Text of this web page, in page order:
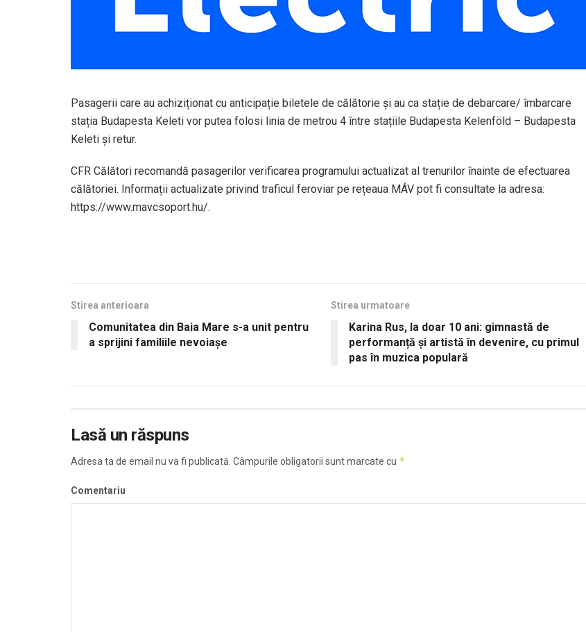
Pasagerii care au achiziționat cu anticipație biletele de călătorie și au ca stație de debarcare/ îmbarcare
stația Budapesta Keleti vor putea folosi linia de metrou 4 între stațiile Budapesta Kelenföld – Budapesta
Keleti și retur.
CFR Călători recomandă pasagerilor verificarea programului actualizat al trenurilor înainte de efectuarea
călătoriei. Informații actualizate privind traficul feroviar pe rețeaua MÁV pot fi consultate la adresa:
https://www.mavcsoport.hu/.
Stirea anterioara
Comunitatea din Baia Mare s-a unit pentru
a sprijini familiile nevoiașe
Stirea urmatoare
Karina Rus, la doar 10 ani: gimnastă de
performanță și artistă în devenire, cu primul
pas în muzica populară
Lasă un răspuns
Adresa ta de email nu va fi publicată. Câmpurile obligatorii sunt marcate cu *
Comentariu